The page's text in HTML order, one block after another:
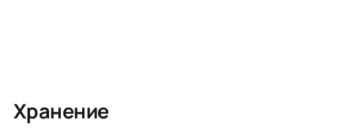
Хранение